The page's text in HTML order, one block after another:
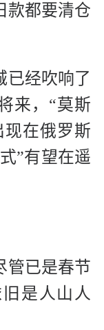
款都要清仓
已经吹响了
来，“莫斯
现在俄罗斯
”有望在遥
管已是春节
是人山人